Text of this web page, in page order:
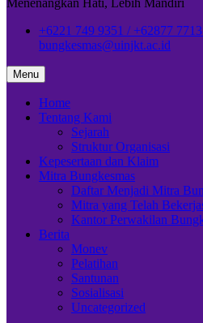
Menenangkan Hati, Lebih Mandiri
+6221 749 9351 / +62877
bungkesmas@uinjkt.ac.id
Menu
Home
Tentang Kami
Sejarah
Struktur Organisasi
Kepesertaan dan Klaim
Mitra Bungkesmas
Daftar Menjadi Mitra
Mitra yang Telah
Kantor Perwakilan
Berita
Monev
Pelatihan
Santunan
Sosialisasi
Uncategorized